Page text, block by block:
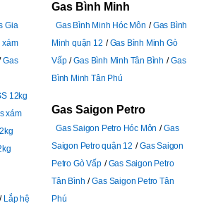
Gia
xám
Gas
12kg
xám
Lắp hệ
Gas Bình Minh
Gas Bình Minh Hóc Môn
Gas Bình
Minh quận 12
Gas Bình Minh Gò
Vấp
Gas Bình Minh Tân Bình
Gas
Bình Minh Tân Phú
Gas Saigon Petro
Gas Saigon Petro Hóc Môn
Gas
Saigon Petro quận 12
Gas Saigon
Petro Gò Vấp
Gas Saigon Petro
Tân Bình
Gas Saigon Petro Tân
Phú